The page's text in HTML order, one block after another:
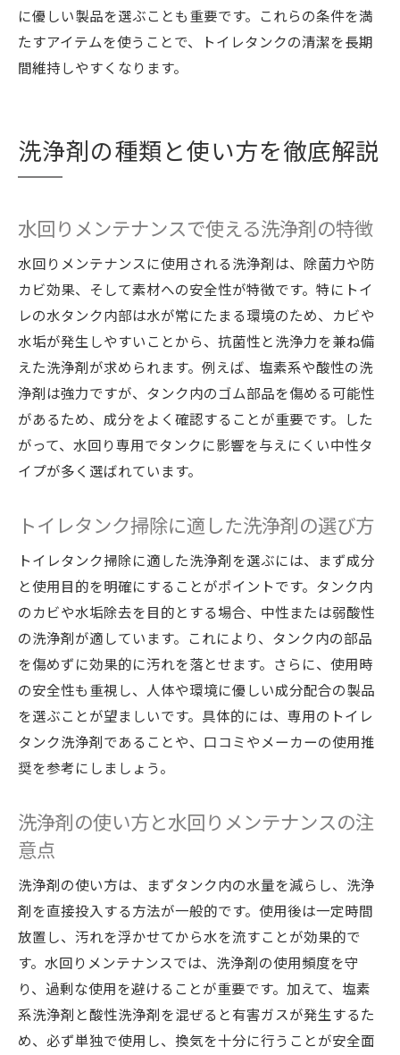
に優しい製品を選ぶことも重要です。これらの条件を満
たすアイテムを使うことで、トイレタンクの清潔を長期
間維持しやすくなります。
洗浄剤の種類と使い方を徹底解説
水回りメンテナンスで使える洗浄剤の特徴
水回りメンテナンスに使用される洗浄剤は、除菌力や防
カビ効果、そして素材への安全性が特徴です。特にトイ
レの水タンク内部は水が常にたまる環境のため、カビや
水垢が発生しやすいことから、抗菌性と洗浄力を兼ね備
えた洗浄剤が求められます。例えば、塩素系や酸性の洗
浄剤は強力ですが、タンク内のゴム部品を傷める可能性
があるため、成分をよく確認することが重要です。した
がって、水回り専用でタンクに影響を与えにくい中性タ
イプが多く選ばれています。
トイレタンク掃除に適した洗浄剤の選び方
トイレタンク掃除に適した洗浄剤を選ぶには、まず成分
と使用目的を明確にすることがポイントです。タンク内
のカビや水垢除去を目的とする場合、中性または弱酸性
の洗浄剤が適しています。これにより、タンク内の部品
を傷めずに効果的に汚れを落とせます。さらに、使用時
の安全性も重視し、人体や環境に優しい成分配合の製品
を選ぶことが望ましいです。具体的には、専用のトイレ
タンク洗浄剤であることや、口コミやメーカーの使用推
奨を参考にしましょう。
洗浄剤の使い方と水回りメンテナンスの注
意点
洗浄剤の使い方は、まずタンク内の水量を減らし、洗浄
剤を直接投入する方法が一般的です。使用後は一定時間
放置し、汚れを浮かせてから水を流すことが効果的で
す。水回りメンテナンスでは、洗浄剤の使用頻度を守
り、過剰な使用を避けることが重要です。加えて、塩素
系洗浄剤と酸性洗浄剤を混ぜると有害ガスが発生するた
め、必ず単独で使用し、換気を十分に行うことが安全面